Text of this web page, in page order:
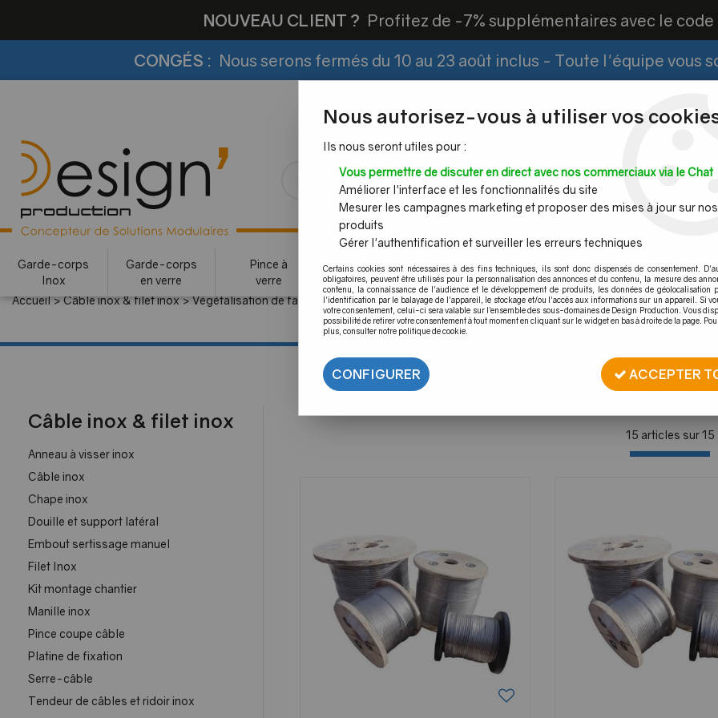
NOUVEAU CLIENT ? Profitez de -7% supplémentaires avec le
CONGÉS : Nous serons fermés du 10 au 23 août inclus - Toute l'équipe vous
Espace PRO
Garde-corps
Inox
Garde-corps
en verre
Pince à
verre
Mains
courantes
Tubes et
barres inox
Câble inox &
filet inox
pour
Accueil>Câble inox & filet inox>Végétalisation de facade
Végétalisation de façade
Câble inox & filet inox
Anneau à visser inox
Câble inox
Chape inox
Douille et support latéral
Embout sertissage manuel
Filet Inox
Kit montage chantier
Manille inox
Pince coupe câble
Platine de fixation
Serre-câble
Tendeur de câbles et ridoir inox
15 articles sur15
Nous autorisez-vous à utiliser vos
Ils nous seront utiles pour :
Vous permettre de discuter en direct avec nos commerciaux via le Chat
Améliorer l'interface et les fonctionnalités du site
Mesurer les campagnes marketing et proposer des mises à jour sur nos
produits
Gérer l'authentification et surveiller les erreurs techniques
Certains cookies sont nécessaires à des fins techniques, ils sont donc dispensés de consentement.
obligatoires, peuvent être utilisés pour la personnalisation des annonces et du contenu, la mesure des
contenu, la connaissance de l'audience et le développement de produits, les données de géolocalisation
l'identification par le balayage de l'appareil, le stockage et/ou l'accès aux informations sur un appareil. Si
votre consentement, celui-ci sera valable sur l’ensemble des sous-domaines de Design Production. Vous
possibilité de retirer votre consentement à tout moment en cliquant sur le widget en bas à droite de la page.
plus, consulter notre politique de cookie.
CONFIGURER ACCEPTER